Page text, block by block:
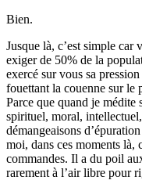
Bien.
Jusque là, c’est simple car
exiger de 50% de la
exercé sur vous sa
fouettant la couenne sur le
Parce que quand je médite
spirituel, moral,
démangeaisons
moi, dans ces moments là,
commandes. Il a du poil
rarement à l’air libre pour